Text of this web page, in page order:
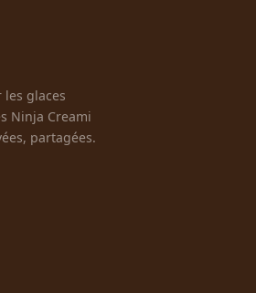
glaces
Ninja Creami
partagées.